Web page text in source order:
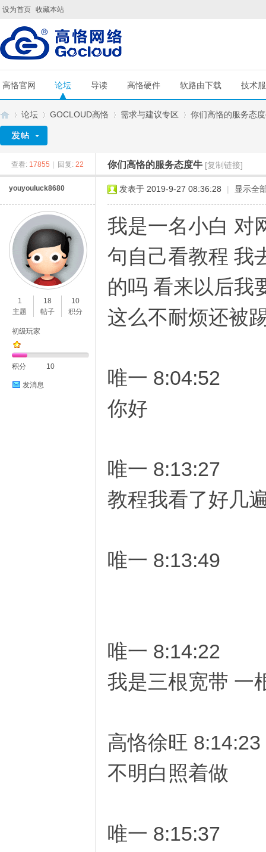
设为首页 收藏本站
高恪官网 论坛 导读 高恪硬件 软路由下载 技术
»
论坛
›
GOCLOUD高恪
›
需求与建议专区
›
你们高恪的服务态
查看: 17855 回复: 22 你们高恪的服务态度牛 [复制链接]
youyouluck8680
1
主题
18
帖子
10
积分
初级玩家
积分 10
发消息
发表于 2019-9-27 08:36:28 | 显示全
我是一名小白 对
句自己看教程 我
的吗 看来以后我
这么不耐烦还被
唯一 8:04:52
你好
唯一 8:13:27
教程我看了好几
唯一 8:13:49
唯一 8:14:22
我是三根宽带 一
高恪徐旺 8:14:23
不明白照着做
唯一 8:15:37